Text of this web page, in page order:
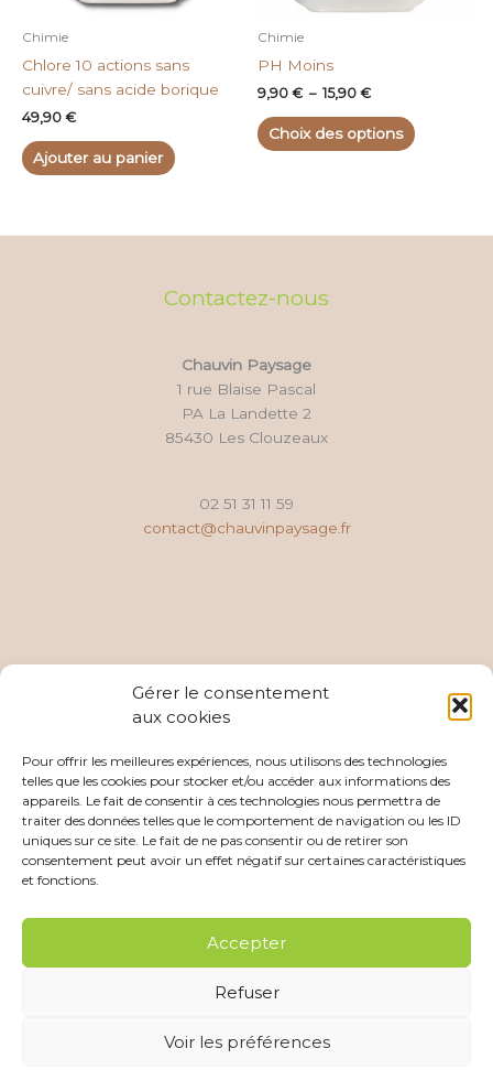
Gérer le consentement
aux cookies
Pour offrir les meilleures expériences, nous utilisons des technologies
telles que les cookies pour stocker et/ou accéder aux informations des
appareils. Le fait de consentir à ces technologies nous permettra de
traiter des données telles que le comportement de navigation ou les ID
uniques sur ce site. Le fait de ne pas consentir ou de retirer son
consentement peut avoir un effet négatif sur certaines caractéristiques
et fonctions.
Accepter
Refuser
Voir les préférences
Chimie
Chlore 10 actions sans
cuivre/ sans acide borique
49,90 €
Ajouter au panier
Chimie
PH Moins
9,90 € – 15,90 €
Choix des options
être
du
Contactez-nous
Chauvin Paysage
1 rue Blaise Pascal
PA La Landette 2
85430 Les Clouzeaux
02 51 31 11 59
contact@chauvinpaysage.fr
développé par Boule de Campagne